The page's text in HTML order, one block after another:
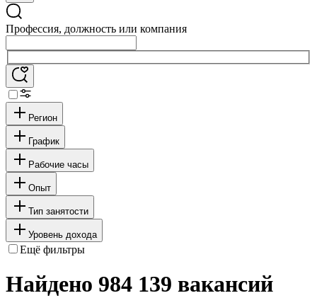
Профессия, должность или компания
Регион
График
Рабочие часы
Опыт
Тип занятости
Уровень дохода
Ещё фильтры
Найдено 984 139 вакансий